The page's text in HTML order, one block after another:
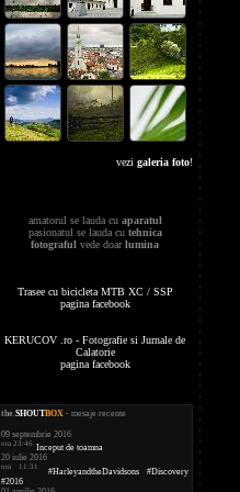
vezi galeria foto!
amatorul se lauda cu aparatul
pasionatul se lauda cu tehnica
fotograful vede doarlumina
Trasee cu bicicleta MTB XC / SSP
pagina facebook
KERUCOV .ro - Fotografie si Jurnale de
Calatorie
pagina facebook
the.SHOUTBOX - mesaje recente
09 septembrie 2016
ora 23:46 Inceput de toamna
20 iulie 2016
ora 11:31
#HarleyandtheDavidsons #Discovery
#2016